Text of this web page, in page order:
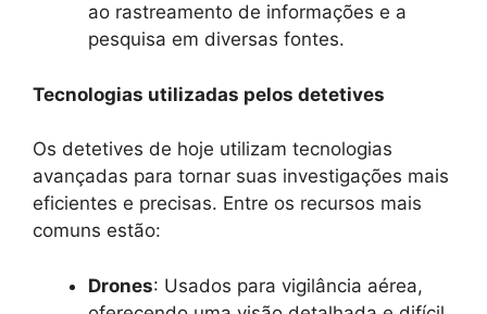
ao rastreamento de informações e a
pesquisa em diversas fontes.
Tecnologias utilizadas pelos detetives
Os detetives de hoje utilizam tecnologias
avançadas para tornar suas investigações mais
eficientes e precisas. Entre os recursos mais
comuns estão:
Drones: Usados para vigilância aérea,